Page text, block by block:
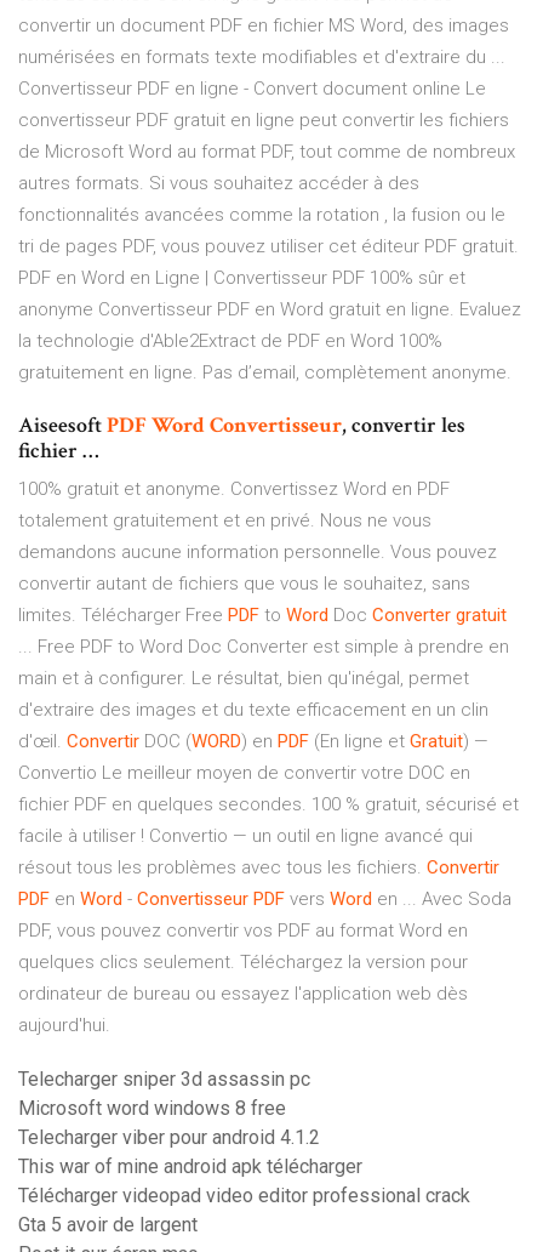
convertir un document PDF en fichier MS Word, des images
numérisées en formats texte modifiables et d'extraire du ...
Convertisseur PDF en ligne - Convert document online Le
convertisseur PDF gratuit en ligne peut convertir les fichiers
de Microsoft Word au format PDF, tout comme de nombreux
autres formats. Si vous souhaitez accéder à des
fonctionnalités avancées comme la rotation , la fusion ou le
tri de pages PDF, vous pouvez utiliser cet éditeur PDF gratuit.
PDF en Word en Ligne | Convertisseur PDF 100% sûr et
anonyme Convertisseur PDF en Word gratuit en ligne. Evaluez
la technologie d'Able2Extract de PDF en Word 100%
gratuitement en ligne. Pas d’email, complètement anonyme.
AiseesoftPDFWordConvertisseur, convertir les
fichier …
100% gratuit et anonyme. Convertissez Word en PDF
totalement gratuitement et en privé. Nous ne vous
demandons aucune information personnelle. Vous pouvez
convertir autant de fichiers que vous le souhaitez, sans
limites. Télécharger Free PDF to Word Doc Converter gratuit
... Free PDF to Word Doc Converter est simple à prendre en
main et à configurer. Le résultat, bien qu'inégal, permet
d'extraire des images et du texte efficacement en un clin
d'œil. Convertir DOC (WORD) en PDF (En ligne et Gratuit) —
Convertio Le meilleur moyen de convertir votre DOC en
fichier PDF en quelques secondes. 100 % gratuit, sécurisé et
facile à utiliser ! Convertio — un outil en ligne avancé qui
résout tous les problèmes avec tous les fichiers. Convertir
PDF en Word - Convertisseur PDF vers Word en ... Avec Soda
PDF, vous pouvez convertir vos PDF au format Word en
quelques clics seulement. Téléchargez la version pour
ordinateur de bureau ou essayez l'application web dès
aujourd'hui.
Telecharger sniper 3d assassin pc
Microsoft word windows 8 free
Telecharger viber pour android 4.1.2
This war of mine android apk télécharger
Télécharger videopad video editor professional crack
Gta 5 avoir de largent